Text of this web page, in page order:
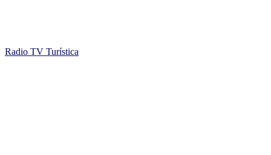
Radio TV Turística